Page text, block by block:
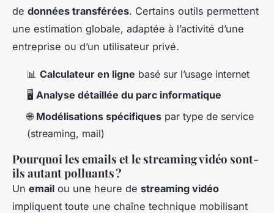
de données transférées. Certains outils permettent
une estimation globale, adaptée à l’activité d’une
entreprise ou d’un utilisateur privé.
📊 Calculateur en ligne basé sur l’usage internet
🖥️ Analyse détaillée du parc informatique
🌐 Modélisations spécifiques par type de service
(streaming, mail)
Pourquoi les emails et le streaming vidéo sont-
ils autant polluants ?
Un email ou une heure de streaming vidéo
impliquent toute une chaîne technique mobilisant